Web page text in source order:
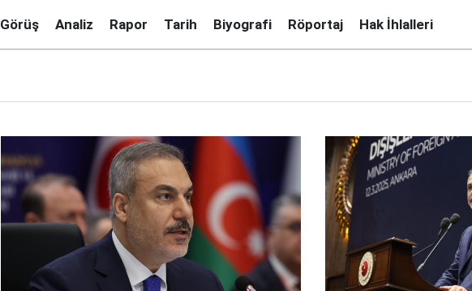
Görüş Analiz Rapor Tarih Biyografi Röportaj Hak İhlalleri